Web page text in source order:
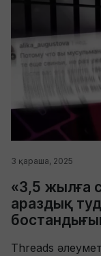
3 қараша, 2025
«3,5 жылға
араздық
Threads